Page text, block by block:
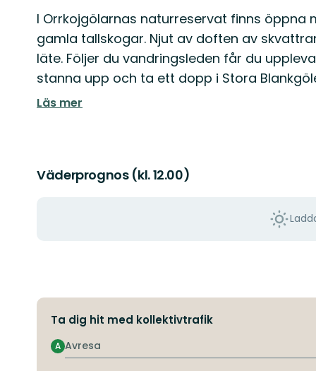
Beskrivning
I Orrkojgölarnas naturreservat finns öppna
gamla tallskogar. Njut av doften av
läte. Följer du vandringsleden får du
stanna upp och ta ett dopp i Stora
Läs mer
Väderprognos (kl. 12.00)
Ta dig hit med kollektivtrafik
Avresa
A